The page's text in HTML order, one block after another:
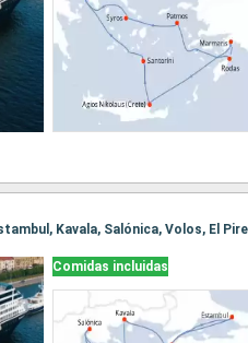
Kavala, Salónica, Volos, El
Comidas incluidas